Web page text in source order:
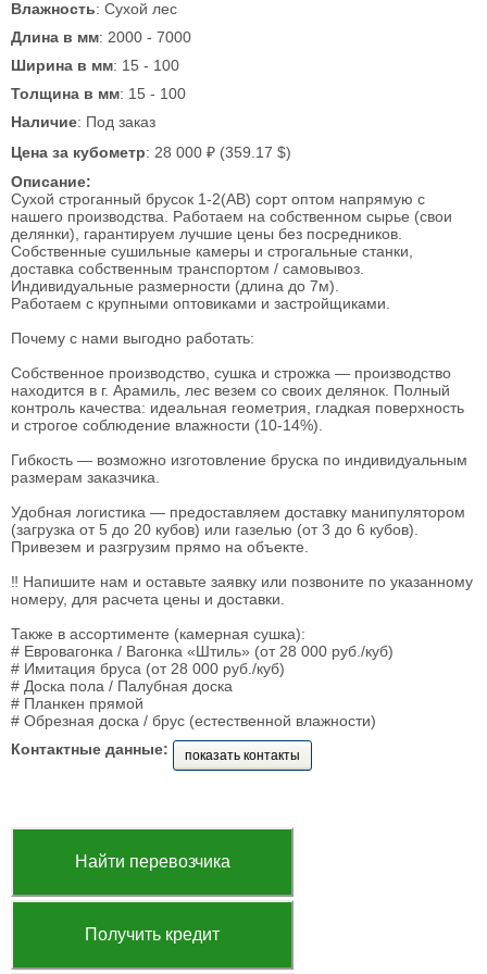
Влажность: Сухой лес
Длина в мм: 2000 - 7000
Ширина в мм: 15 - 100
Толщина в мм: 15 - 100
Наличие: Под заказ
Цена за кубометр: 28 000 ₽ (359.17 $)
Описание:
Сухой строганный брусок 1-2(AB) сорт оптом напрямую с
нашего производства. Работаем на собственном сырье (свои
делянки), гарантируем лучшие цены без посредников.
Собственные сушильные камеры и строгальные станки,
доставка собственным транспортом / самовывоз.
Индивидуальные размерности (длина до 7м).
Работаем с крупными оптовиками и застройщиками.
Почему с нами выгодно работать:
Собственное производство, сушка и строжка — производство
находится в г. Арамиль, лес везем со своих делянок. Полный
контроль качества: идеальная геометрия, гладкая поверхность
и строгое соблюдение влажности (10-14%).
Гибкость — возможно изготовление бруска по индивидуальным
размерам заказчика.
Удобная логистика — предоставляем доставку манипулятором
(загрузка от 5 до 20 кубов) или газелью (от 3 до 6 кубов).
Привезем и разгрузим прямо на объекте.
​‼️ Напишите нам и оставьте заявку или позвоните по указанному
номеру, для расчета цены и доставки.
Также в ассортименте (камерная сушка):
# Евровагонка / Вагонка «Штиль» (от 28 000 руб./куб)
# Имитация бруса (от 28 000 руб./куб)
# Доска пола / Палубная доска
# Планкен прямой
# Обрезная доска / брус (естественной влажности)
Контактные данные:
показать контакты
Найти перевозчика
Получить кредит